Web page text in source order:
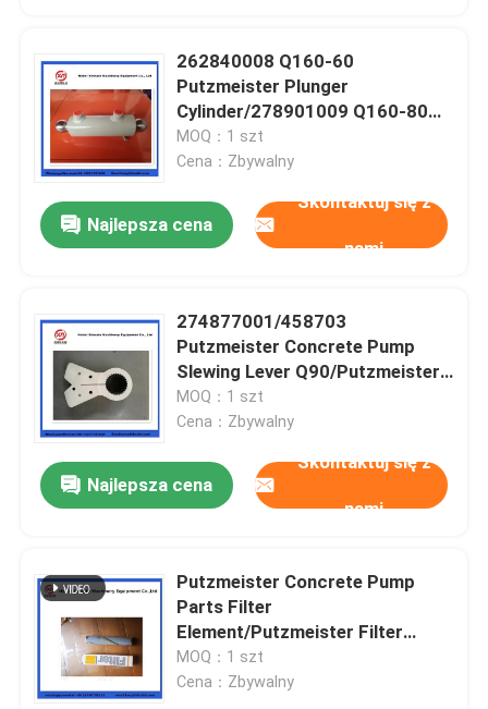
262840008 Q160-60
Putzmeister Plunger
Cylinder/278901009 Q160-80
Plunger Cylinder/Putzmeister
Concrete Pump Accessories
MOQ：1 szt
Cena：Zbywalny
Najlepsza cena
Skontaktuj się z
nami
274877001/458703
Putzmeister Concrete Pump
Slewing Lever Q90/Putzmeister
Q80 Swing Lever
MOQ：1 szt
Cena：Zbywalny
Najlepsza cena
Skontaktuj się z
nami
Putzmeister Concrete Pump
Parts Filter
Element/Putzmeister Filter
Element/filter
MOQ：1 szt
Cena：Zbywalny